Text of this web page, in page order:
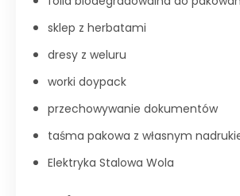
sklep z herbatami
dresy z weluru
worki doypack
przechowywanie dokumentów
taśma pakowa z własnym
Elektryka Stalowa Wola